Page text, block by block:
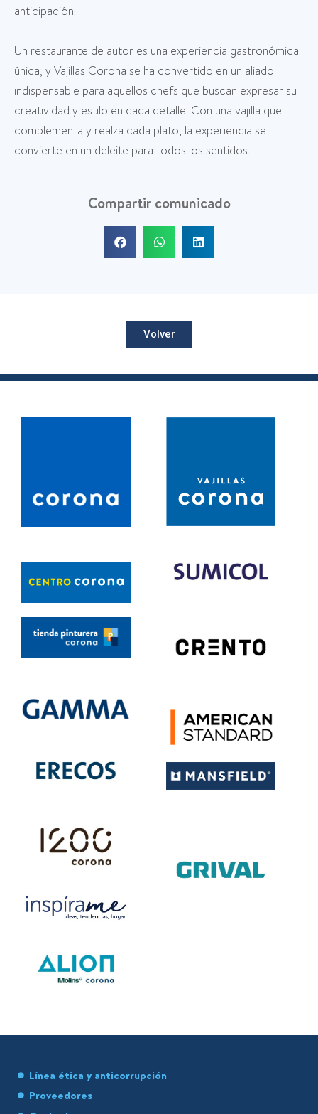
anticipación.
Un restaurante de autor es una experiencia gastronómica
única, y Vajillas Corona se ha convertido en un aliado
indispensable para aquellos chefs que buscan expresar su
creatividad y estilo en cada detalle. Con una vajilla que
complementa y realza cada plato, la experiencia se
convierte en un deleite para todos los sentidos.
Compartir comunicado
Volver
Línea ética y anticorrupción
Proveedores